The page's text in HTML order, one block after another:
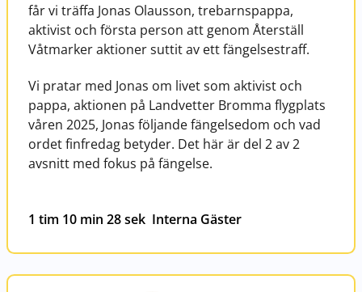
får vi träffa Jonas Olausson, trebarnspappa,
aktivist och första person att genom Återställ
Våtmarker aktioner suttit av ett fängelsestraff.
Vi pratar med Jonas om livet som aktivist och
pappa, aktionen på Landvetter Bromma flygplats
våren 2025, Jonas följande fängelsedom och vad
ordet finfredag betyder. Det här är del 2 av 2
avsnitt med fokus på fängelse.
1 tim 10 min 28 sek Interna Gäster